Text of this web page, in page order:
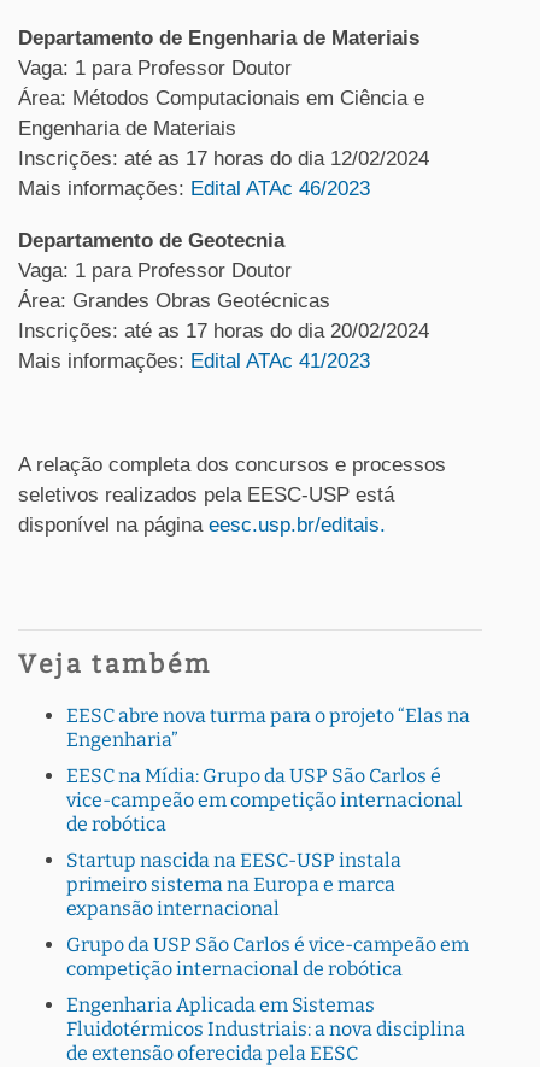
Departamento de Engenharia de Materiais
Vaga: 1 para Professor Doutor
Área: Métodos Computacionais em Ciência e
Engenharia de Materiais
Inscrições: até as 17 horas do dia 12/02/2024
Mais informações: Edital ATAc 46/2023
Departamento de Geotecnia
Vaga: 1 para Professor Doutor
Área: Grandes Obras Geotécnicas
Inscrições: até as 17 horas do dia 20/02/2024
Mais informações: Edital ATAc 41/2023
A relação completa dos concursos e processos
seletivos realizados pela EESC-USP está
disponível na página eesc.usp.br/editais.
Veja também
EESC abre nova turma para o projeto “Elas na
Engenharia”
EESC na Mídia: Grupo da USP São Carlos é
vice-campeão em competição internacional
de robótica
Startup nascida na EESC-USP instala
primeiro sistema na Europa e marca
expansão internacional
Grupo da USP São Carlos é vice-campeão em
competição internacional de robótica
Engenharia Aplicada em Sistemas
Fluidotérmicos Industriais: a nova disciplina
de extensão oferecida pela EESC